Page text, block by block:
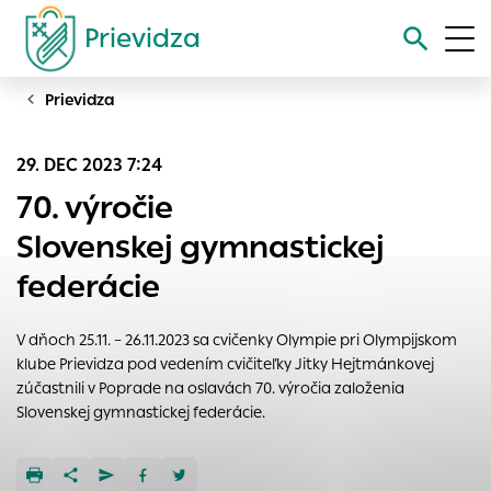
Prievidza
Vyhľadávanie
Prievidza
29. DEC 2023 7:24
70. výročie
Slovenskej gymnastickej
federácie
V dňoch 25.11. – 26.11.2023 sa cvičenky Olympie pri Olympijskom
klube Prievidza pod vedením cvičiteľky Jitky Hejtmánkovej
zúčastnili v Poprade na oslavách 70. výročia založenia
Slovenskej gymnastickej federácie.
Nastavenie cookies
Cookies sú malé súbory, do ktorých webové stránky môžu
ukladať informácie o vašej aktivite a preferenciách.
Používajú sa napríklad k tomu, aby si webový prehliadač
voľba v tomto okne.
Vyberte úroveň cookies, ktorú chcete povoliť
Technické cookies
umožňujú základné funkcie, ako je navigácia na stránke a